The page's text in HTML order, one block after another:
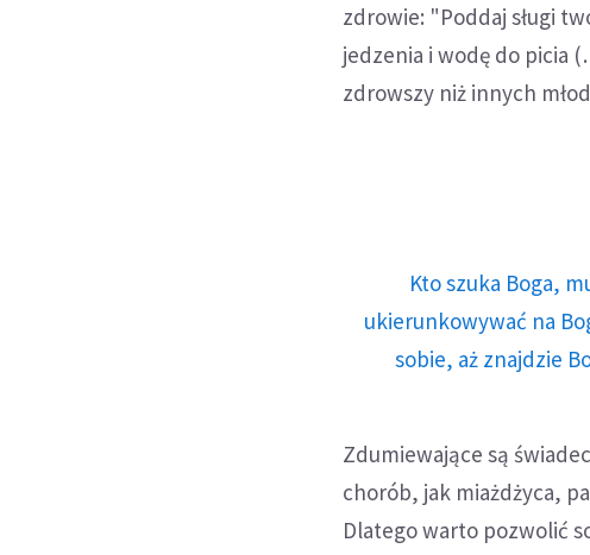
zdrowie: "Poddaj sługi
jedzenia i wodę do picia
zdrowszy niż innych
Kto szuka Boga,
ukierunkowywać na
sobie, aż znajdzie
Zdumiewające są
chorób, jak miażdżyca,
Dlatego warto pozwolić